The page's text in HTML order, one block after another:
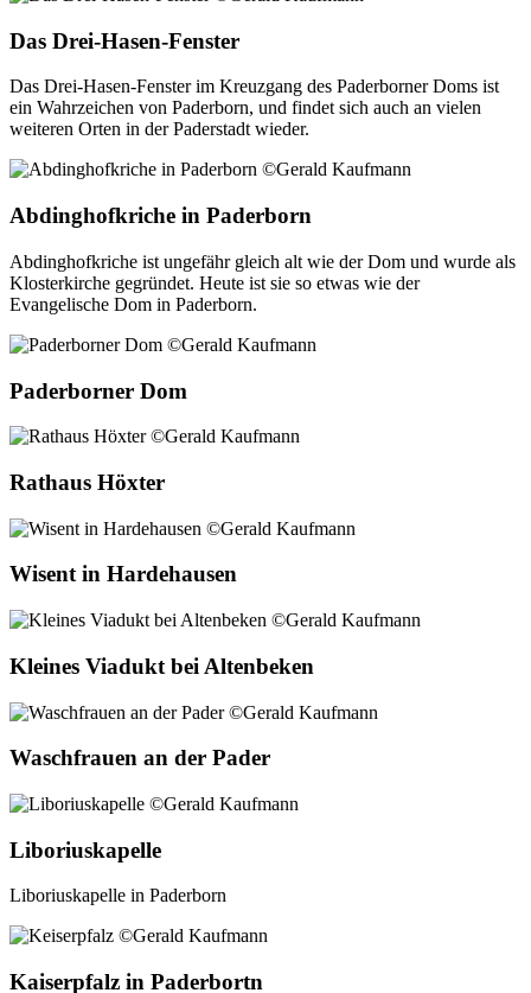
Das Drei-Hasen-Fenster
Das Drei-Hasen-Fenster im Kreuzgang des Paderborner Doms ist
ein Wahrzeichen von Paderborn, und findet sich auch an vielen
weiteren Orten in der Paderstadt wieder.
Abdinghofkriche in Paderborn
Abdinghofkriche ist ungefähr gleich alt wie der Dom und wurde als
Klosterkirche gegründet. Heute ist sie so etwas wie der
Evangelische Dom in Paderborn.
Paderborner Dom
Rathaus Höxter
Wisent in Hardehausen
Kleines Viadukt bei Altenbeken
Waschfrauen an der Pader
Liboriuskapelle
Liboriuskapelle in Paderborn
Kaiserpfalz in Paderbortn